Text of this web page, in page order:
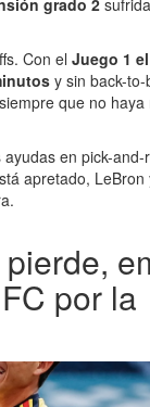
grado 2
Con el Juego 1
y sin back-
que no
en pick-
apretado,
por la